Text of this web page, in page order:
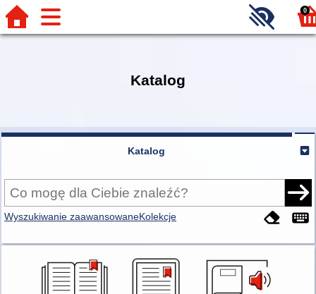
0
Katalog
Katalog
Wyszukiwanie zaawansowaneKolekcje